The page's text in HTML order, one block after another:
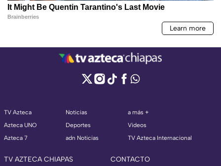
TV Azteca
Azteca UNO
Azteca 7
Noticias
Deportes
adn Noticias
a más +
Videos
TV Azteca Internacional
TV AZTECA CHIAPAS CONTACTO